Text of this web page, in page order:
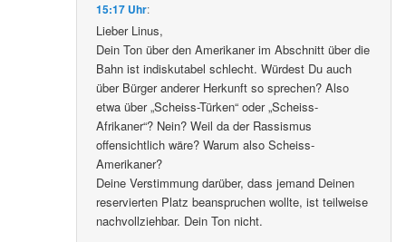
15:17 Uhr:
Lieber Linus,
Dein Ton über den Amerikaner im Abschnitt über die
Bahn ist indiskutabel schlecht. Würdest Du auch
über Bürger anderer Herkunft so sprechen? Also
etwa über „Scheiss-Türken“ oder „Scheiss-
Afrikaner“? Nein? Weil da der Rassismus
offensichtlich wäre? Warum also Scheiss-
Amerikaner?
Deine Verstimmung darüber, dass jemand Deinen
reservierten Platz beanspruchen wollte, ist teilweise
nachvollziehbar. Dein Ton nicht.